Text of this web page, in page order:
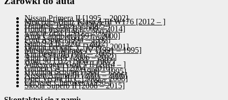
Nissan Primera II [1995 – 2002]
Mercedes-Benz Klasa A III W176 [2012 – ]
Daihatsu Terios J2 [2005-]
Honda Insight II [2009 – 2014]
Lancia Zeta [1995 – 2002]
Audi Cabriolet [1991 – 2000]
Ford Aspire [1994 – 1997]
Saab 9-3 II [2002 – 2012]
Honda Prelude V [1996 – 2001]
Mitsubishi Mirage IV [1991 – 1995]
Kia Besta III [1997 – 2005]
Audi S3 II 8P [2006 – 2012]
Audi 90 I B2 [1984 – 1987]
Volkswagen Golf VII [2014 – ]
Citroen C4 I [2004 – 2010]
Hyundai Scoupe [1988 – 1995]
Nissan Altima III [2001 – 2006]
Opel Vectra III C [2002 – 2008]
Chrysler Cherokee [1998-]
Skoda Superb II [2008 – 2015]